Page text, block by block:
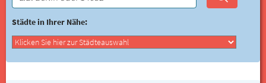
Städte in Ihrer Nähe: